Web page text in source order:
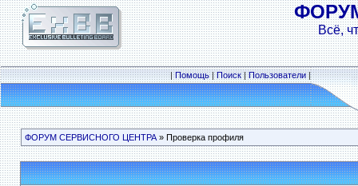
Всё,
|Помощь|Поиск|Пользователи|
ФОРУМ СЕРВИСНОГО ЦЕНТРА» Проверка профиля